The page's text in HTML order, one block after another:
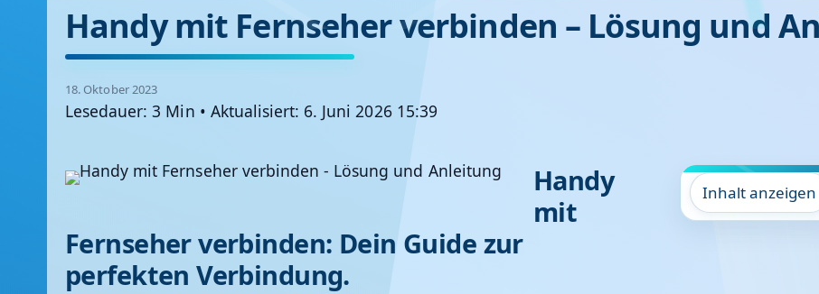
Handy mit Fernseher verbinden – Lösung und
18. Oktober 2023
Lesedauer: 3 Min • Aktualisiert: 6. Juni 2026 15:39
Inhalt anzeigen
Handy
mit
Fernseher verbinden: Dein Guide zur
perfekten Verbindung.